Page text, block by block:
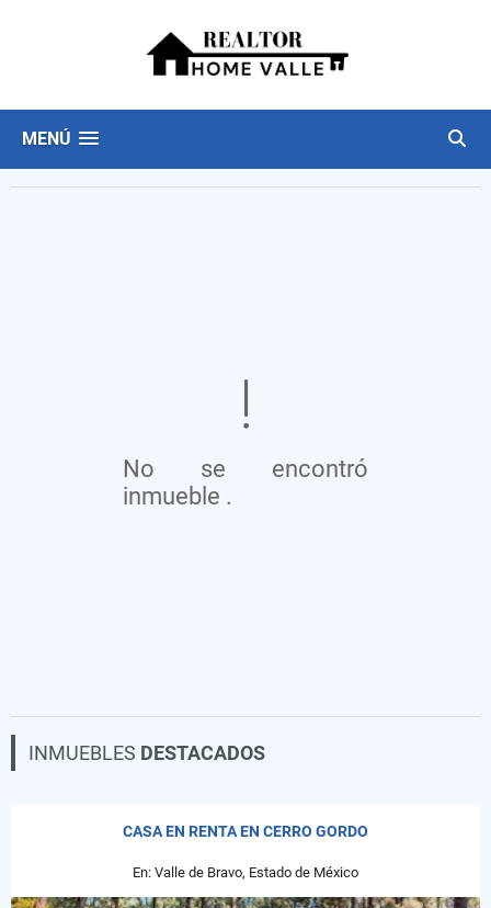
MENÚ
No se encontró
inmueble .
INMUEBLES DESTACADOS
CASA EN RENTA EN CERRO GORDO
En: Valle de Bravo, Estado de México